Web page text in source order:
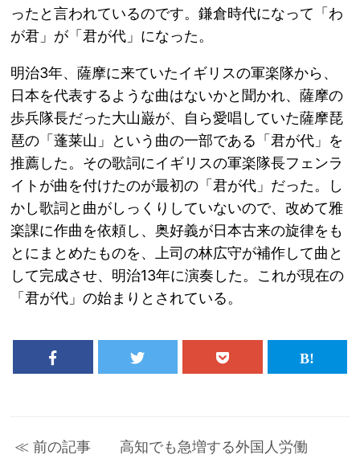
ったと言われているのです。鎌倉時代になって「わ
が君」が「君が代」になった。
明治3年、薩摩に来ていたイギリスの軍楽隊から、
日本を代表するような曲はないかと聞かれ、薩摩の
歩兵隊長だった大山巌が、自ら愛唱していた薩摩琵
琶の「蓬莱山」という曲の一部である「君が代」を
推薦した。その歌詞にイギリスの軍楽隊長フェンラ
イトが曲を付けたのが最初の「君が代」だった。し
かし歌詞と曲がしっくりしていないので、改めて雅
楽課に作曲を依頼し、奥好義が日本古来の旋律をも
とにまとめたものを、上司の林広守が補作して曲と
して完成させ、明治13年に演奏した。これが現在の
「君が代」の始まりとされている。
≪ 前の記事 高知でも急増する外国人労働